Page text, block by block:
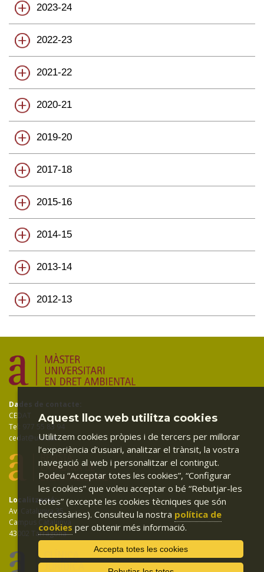
2023-24
2022-23
2021-22
2020-21
2019-20
2017-18
2015-16
2014-15
2013-14
2012-13
Dades de contacte:
CEDAT
Tel: 977 55 83 94
cedat@urv.cat
Localització:
Av. Catalunya 35
Campus Catalunya
43002 Tarragona
Aquest lloc web utilitza cookies
Utilitzem cookies pròpies i de tercers per millorar
l’experiència d’usuari, analitzar el trànsit, la vostra
navegació al web i personalitzar el contingut.
Podeu “Acceptar totes les cookies”, “Configurar
les cookies” que voleu acceptar o bé “Rebutjar-les
totes” (excepte les cookies tècniques que són
necessàries). Consulteu la nostra política de
cookies per obtenir més informació.
Accepta totes les cookies